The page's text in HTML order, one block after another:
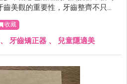
美觀的重要性，牙齒整齊不只是
、臉型、飲食甚至是呼吸與睡眠，
種，今天大信牙醫的蔡禎櫻醫師會
的黃金時期！
收藏
、 牙齒矯正器 、 兒童隱適美